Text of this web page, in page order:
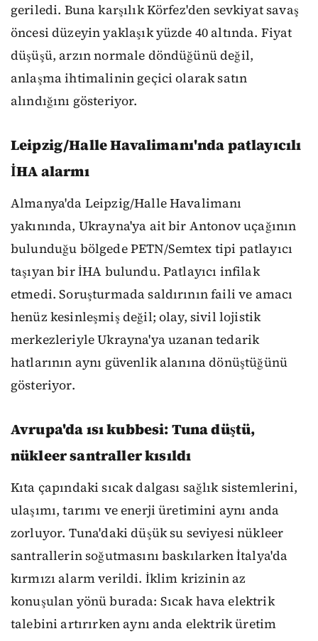
geriledi. Buna karşılık Körfez'den sevkiyat savaş
öncesi düzeyin yaklaşık yüzde 40 altında. Fiyat
düşüşü, arzın normale döndüğünü değil,
anlaşma ihtimalinin geçici olarak satın
alındığını gösteriyor.
Leipzig/Halle Havalimanı'nda patlayıcılı
İHA alarmı
Almanya'da Leipzig/Halle Havalimanı
yakınında, Ukrayna'ya ait bir Antonov uçağının
bulunduğu bölgede PETN/Semtex tipi patlayıcı
taşıyan bir İHA bulundu. Patlayıcı infilak
etmedi. Soruşturmada saldırının faili ve amacı
henüz kesinleşmiş değil; olay, sivil lojistik
merkezleriyle Ukrayna'ya uzanan tedarik
hatlarının aynı güvenlik alanına dönüştüğünü
gösteriyor.
Avrupa'da ısı kubbesi: Tuna düştü,
nükleer santraller kısıldı
Kıta çapındaki sıcak dalgası sağlık sistemlerini,
ulaşımı, tarımı ve enerji üretimini aynı anda
zorluyor. Tuna'daki düşük su seviyesi nükleer
santrallerin soğutmasını baskılarken İtalya'da
kırmızı alarm verildi. İklim krizinin az
konuşulan yönü burada: Sıcak hava elektrik
talebini artırırken aynı anda elektrik üretim